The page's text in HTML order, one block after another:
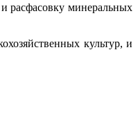
расфасовку минеральных
культур, и